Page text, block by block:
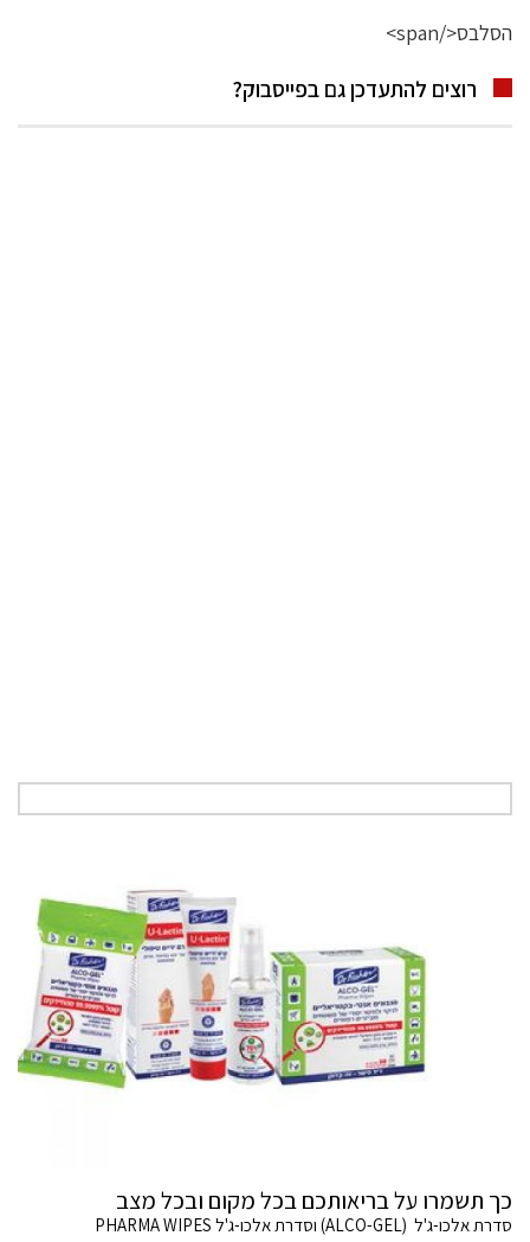
רוצים להתעדכן גם בפייסבוק?
כך תשמרו על בריאותכם בכל מקום ובכל מצב
סדרת אלכו-ג'ל (ALCO-GEL) וסדרת אלכו-ג'ל PHARMA WIPES